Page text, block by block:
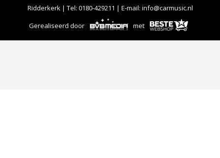
Ridderkerk | Tel: 0180-429211 | E-mail: info@carmusic.nl
Gerealiseerd door
met